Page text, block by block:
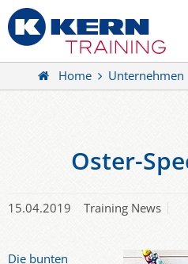
Home Unternehmen
Oster-
15.04.2019 Training News
Die bunten